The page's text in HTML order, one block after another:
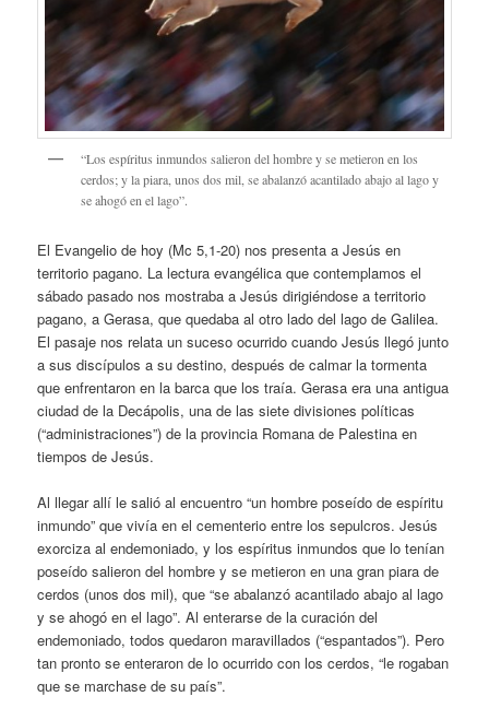
“Los espíritus inmundos salieron del hombre y se metieron en los
cerdos; y la piara, unos dos mil, se abalanzó acantilado abajo al lago y
se ahogó en el lago”.
El Evangelio de hoy (Mc 5,1-20) nos presenta a Jesús en
territorio pagano. La lectura evangélica que contemplamos el
sábado pasado nos mostraba a Jesús dirigiéndose a territorio
pagano, a Gerasa, que quedaba al otro lado del lago de Galilea.
El pasaje nos relata un suceso ocurrido cuando Jesús llegó junto
a sus discípulos a su destino, después de calmar la tormenta
que enfrentaron en la barca que los traía. Gerasa era una antigua
ciudad de la Decápolis, una de las siete divisiones políticas
(“administraciones”) de la provincia Romana de Palestina en
tiempos de Jesús.
Al llegar allí le salió al encuentro “un hombre poseído de espíritu
inmundo” que vivía en el cementerio entre los sepulcros. Jesús
exorciza al endemoniado, y los espíritus inmundos que lo tenían
poseído salieron del hombre y se metieron en una gran piara de
cerdos (unos dos mil), que “se abalanzó acantilado abajo al lago
y se ahogó en el lago”. Al enterarse de la curación del
endemoniado, todos quedaron maravillados (“espantados”). Pero
tan pronto se enteraron de lo ocurrido con los cerdos, “le rogaban
que se marchase de su país”.